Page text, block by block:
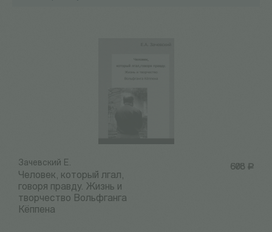
608 Р
Зачевский Е.
Человек, который лгал,
говоря правду. Жизнь и
творчество Вольфганга
Кёппена